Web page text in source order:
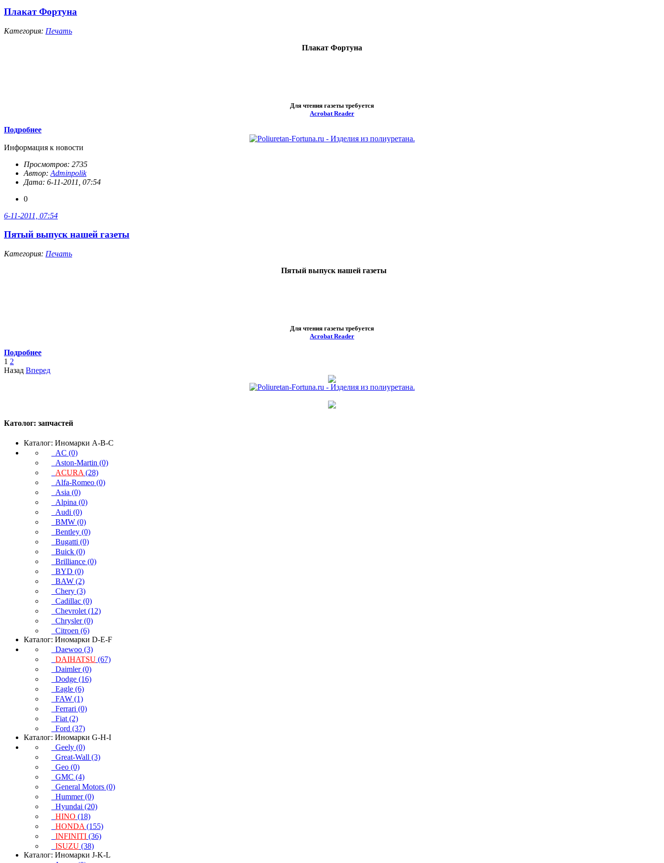
Плакат Фортуна
Категория: Печать
Плакат Фортуна
Для чтения газеты требуется
Acrobat Reader
Подробнее
Информация к новости
Просмотров: 2735
Автор: Adminpolik
Дата: 6-11-2011, 07:54
0
6-11-2011, 07:54
Пятый выпуск нашей газеты
Категория: Печать
Пятый выпуск нашей газеты
Для чтения газеты требуется
Acrobat Reader
Подробнее
1 2
Назад Вперед
Католог: запчастей
Каталог: Иномарки A-B-C
AC (0)
Aston-Martin (0)
ACURA (28)
Alfa-Romeo (0)
Asia (0)
Alpina (0)
Audi (0)
BMW (0)
Bentley (0)
Bugatti (0)
Buick (0)
Brilliance (0)
BYD (0)
BAW (2)
Chery (3)
Cadillac (0)
Chevrolet (12)
Chrysler (0)
Citroen (6)
Каталог: Иномарки D-E-F
Daewoo (3)
DAIHATSU (67)
Daimler (0)
Dodge (16)
Eagle (6)
FAW (1)
Ferrari (0)
Fiat (2)
Ford (37)
Каталог: Иномарки G-H-I
Geely (0)
Great-Wall (3)
Geo (0)
GMC (4)
General Motors (0)
Hummer (0)
Hyundai (20)
HINO (18)
HONDA (155)
INFINITI (36)
ISUZU (38)
Каталог: Иномарки J-K-L